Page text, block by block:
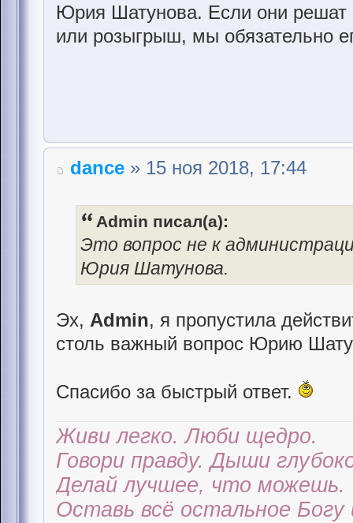
Юрия Шатунова. Если они решат
или розыгрыш, мы обязательно
dance » 15 ноя 2018, 17:44
Admin писал(а):
Это вопрос не к
Юрия Шатунова.
Эх, Admin, я пропустила
столь важный вопрос Юрию
Спасибо за быстрый ответ.
Живи легко. Люби щедро.
Говори правду. Дыши
Делай лучшее, что можешь.
Оставь всё остальное Богу